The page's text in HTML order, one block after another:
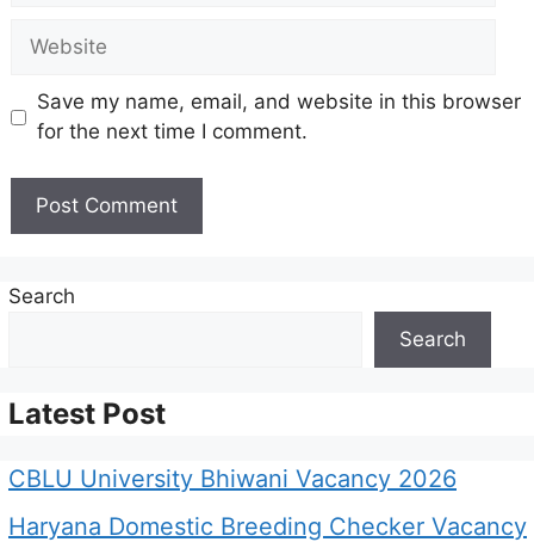
Website
Save my name, email, and website in this browser
for the next time I comment.
Search
Search
Latest Post
CBLU University Bhiwani Vacancy 2026
Haryana Domestic Breeding Checker Vacancy